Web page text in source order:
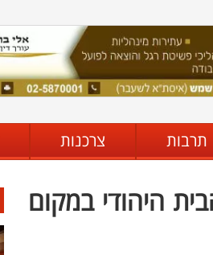
תרבות צרכנות
היהודי במקום